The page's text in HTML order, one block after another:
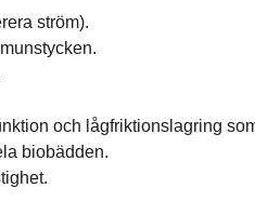
ström).
och lågfriktionslagring
biobädden.